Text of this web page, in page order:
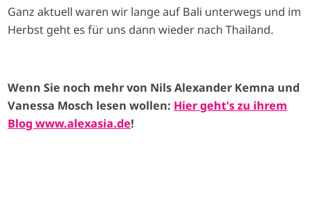
Ganz aktuell waren wir lange auf Bali unterwegs und im
Herbst geht es für uns dann wieder nach Thailand.
Wenn Sie noch mehr von Nils Alexander Kemna und
Vanessa Mosch lesen wollen: Hier geht's zu ihrem
Blog www.alexasia.de!